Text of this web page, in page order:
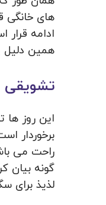
های خانگی
ادامه
همین دلیل
تشویقی
این روز ها
برخوردار
راحت می
لذیذ